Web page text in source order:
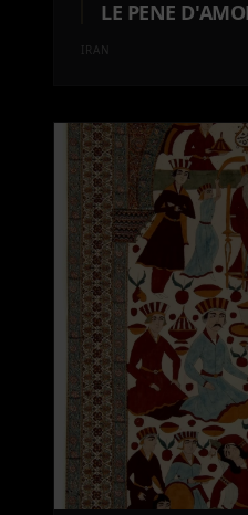
LE PENE
IRAN